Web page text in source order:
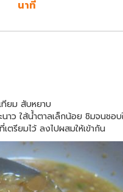
นาที
ทียม สับหยาบ
นาว ใส้น้ำตาลเล็กน้อย ชิมจนชอบ
ตรียมไว้ ลงไปผสมให้เข้ากัน